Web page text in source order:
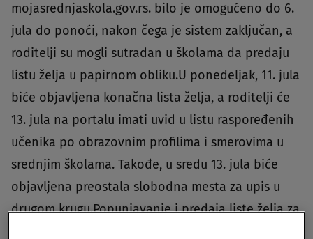
mojasrednjaskola.gov.rs. bilo je omogućeno do 6.
jula do ponoći, nakon čega je sistem zaključan, a
roditelji su mogli sutradan u školama da predaju
listu želja u papirnom obliku.U ponedeljak, 11. jula
biće objavljena konačna lista želja, a roditelji će
13. jula na portalu imati uvid u listu raspoređenih
učenika po obrazovnim profilima i smerovima u
srednjim školama. Takođe, u sredu 13. jula biće
objavljena preostala slobodna mesta za upis u
drugom krugu.Popunjavanje i predaja liste želja za